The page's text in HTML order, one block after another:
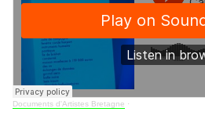
Documents d'Artistes Bretagne ·